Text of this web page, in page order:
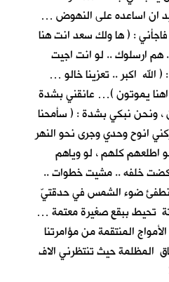
ان اساعده على النهوض …
: ( ها ولك سعد انت هنا
ارسلوك .. لو انت اجيت
اكبر .. تعزينا خالو …
اهنا يموتون )… عانقني بشدة
، ونحن نبكي بشدة : ( سأمحنا
انوح وحدي وجرى نحو النهر
اطلعهم كلهم ، لو وياهم
خلفه .. مشيت خطوات ..
ضوء الشمس في حدقتيّ
تحيط ببقع صغيرة معتمة …
المنتقمة من مؤامرتنا
المظلمة حيث تنتظرني الاف